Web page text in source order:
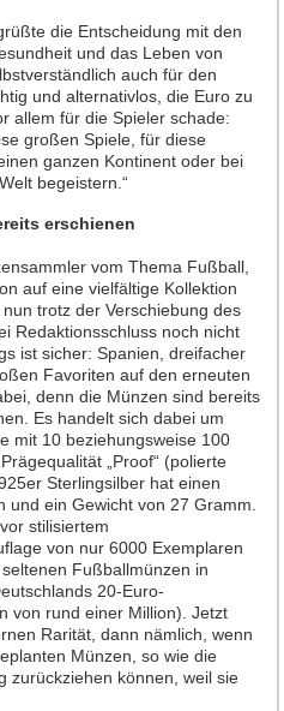
die Entscheidung mit den
und das Leben von
auch für den
und alternativlos, die Euro zu
allem für die Spieler schade:
großen Spiele, für diese
ganzen Kontinent oder bei
begeistern.“
erschienen
vom Thema Fußball,
auf eine vielfältige Kollektion
trotz der Verschiebung des
Redaktionsschluss noch nicht
ist sicher: Spanien, dreifacher
Favoriten auf den erneuten
denn die Münzen sind bereits
Es handelt sich dabei um
mit 10 beziehungsweise 100
„Proof“ (polierte
Sterlingsilber hat einen
ein Gewicht von 27 Gramm.
stilisiertem
von nur 6000 Exemplaren
Fußballmünzen in
20-Euro-
von rund einer Million). Jetzt
Rarität, dann nämlich, wenn
Münzen, so wie die
zurückziehen können, weil sie